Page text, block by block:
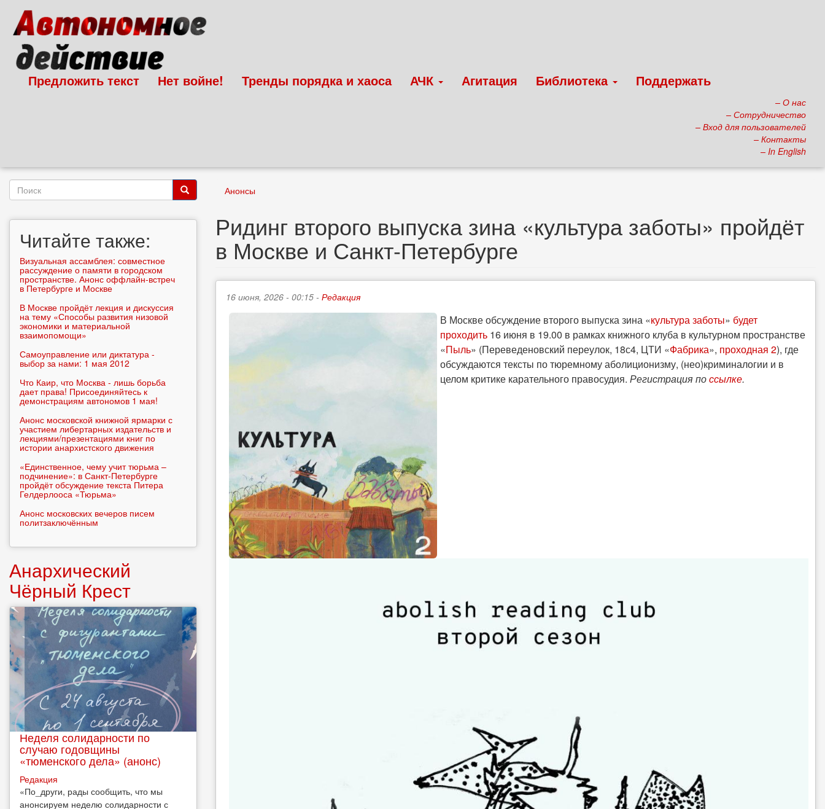
основному
содержанию
Предложить текст Нет войне! Тренды порядка и хаоса АЧК Агитация Библиотека Поддержать
– О нас
– Сотрудничество
– Вход для пользователей
– Контакты
– In English
Анонсы
Ридинг второго выпуска зина «культура заботы» пройдёт
в Москве и Санкт-Петербурге
16 июня, 2026 - 00:15 - Редакция
В Москве обсуждение второго выпуска зина «культура заботы» будет
проходить 16 июня в 19.00 в рамках книжного клуба в культурном пространстве
«Пыль» (Переведеновский переулок, 18с4, ЦТИ «Фабрика», проходная 2), где
обсуждаются тексты по тюремному аболиционизму, (нео)криминалогии и в
целом критике карательного правосудия. Регистрация поссылке.
Форма
Читайте также:
Визуальная ассамблея: совместное
рассуждение о памяти в городском
пространстве. Анонс оффлайн-встреч
в Петербурге и Москве
В Москве пройдёт лекция и дискуссия
на тему «Способы развития низовой
экономики и материальной
взаимопомощи»
Самоуправление или диктатура -
выбор за нами: 1 мая 2012
Что Каир, что Москва - лишь борьба
дает права! Присоединяйтесь к
демонстрациям автономов 1 мая!
Анонс московской книжной ярмарки с
участием либертарных издательств и
лекциями/презентациями книг по
истории анархистского движения
«Единственное, чему учит тюрьма –
подчинение»: в Санкт-Петербурге
пройдёт обсуждение текста Питера
Гелдерлооса «Тюрьма»
Анонс московских вечеров писем
политзаключённым
Анархический
Чёрный Крест
Неделя солидарности по
случаю годовщины
«тюменского дела» (анонс)
Редакция
​«По_други, рады сообщить, что мы
анонсируем неделю солидарности с